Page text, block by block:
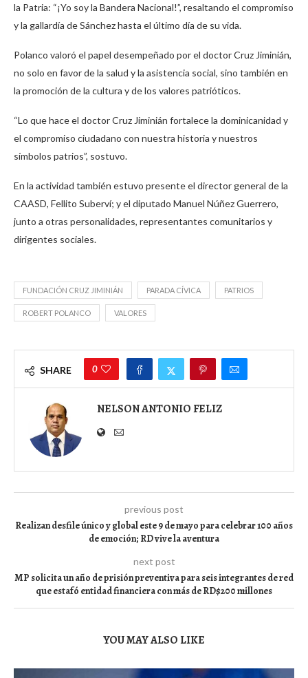
la Patria: “¡Yo soy la Bandera Nacional!”, resaltando el compromiso
y la gallardía de Sánchez hasta el último día de su vida.
Polanco valoró el papel desempeñado por el doctor Cruz Jiminián,
no solo en favor de la salud y la asistencia social, sino también en
la promoción de la cultura y de los valores patrióticos.
“Lo que hace el doctor Cruz Jiminián fortalece la dominicanidad y
el compromiso ciudadano con nuestra historia y nuestros
símbolos patrios”, sostuvo.
En la actividad también estuvo presente el director general de la
CAASD, Fellito Suberví; y el diputado Manuel Núñez Guerrero,
junto a otras personalidades, representantes comunitarios y
dirigentes sociales.
FUNDACIÓN CRUZ JIMINIÁN PARADA CÍVICA PATRIOS
ROBERT POLANCO VALORES
SHARE 0
NELSON ANTONIO FELIZ
previous post
Realizan desfile único y global este 9 de mayo para celebrar 100 años
de emoción; RD vive la aventura
next post
MP solicita un año de prisión preventiva para seis integrantes de red
que estafó entidad financiera con más de RD$200 millones
YOU MAY ALSO LIKE